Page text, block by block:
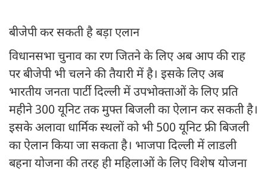
बीजेपी कर सकती है बड़ा एलान
विधानसभा चुनाव का रण जितने के लिए अब आप की राह
पर बीजेपी भी चलने की तैयारी में है। इसके लिए अब
भारतीय जनता पार्टी दिल्ली में उपभोक्ताओं के लिए प्रति
महीने 300 यूनिट तक मुफ्त बिजली का ऐलान कर सकती है।
इसके अलावा धार्मिक स्थलों को भी 500 यूनिट फ्री बिजली
का ऐलान किया जा सकता है। भाजपा दिल्ली में लाडली
बहना योजना की तरह ही महिलाओं के लिए विशेष योजना